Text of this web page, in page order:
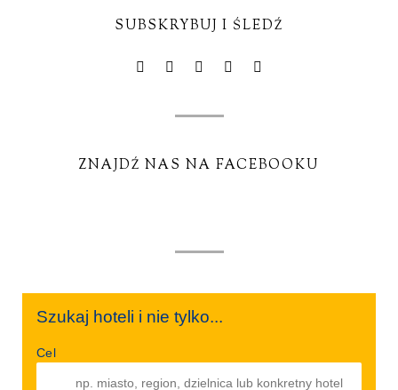
SUBSKRYBUJ I ŚLEDŹ
ZNAJDŹ NAS NA FACEBOOKU
Szukaj hoteli i nie tylko...
Cel